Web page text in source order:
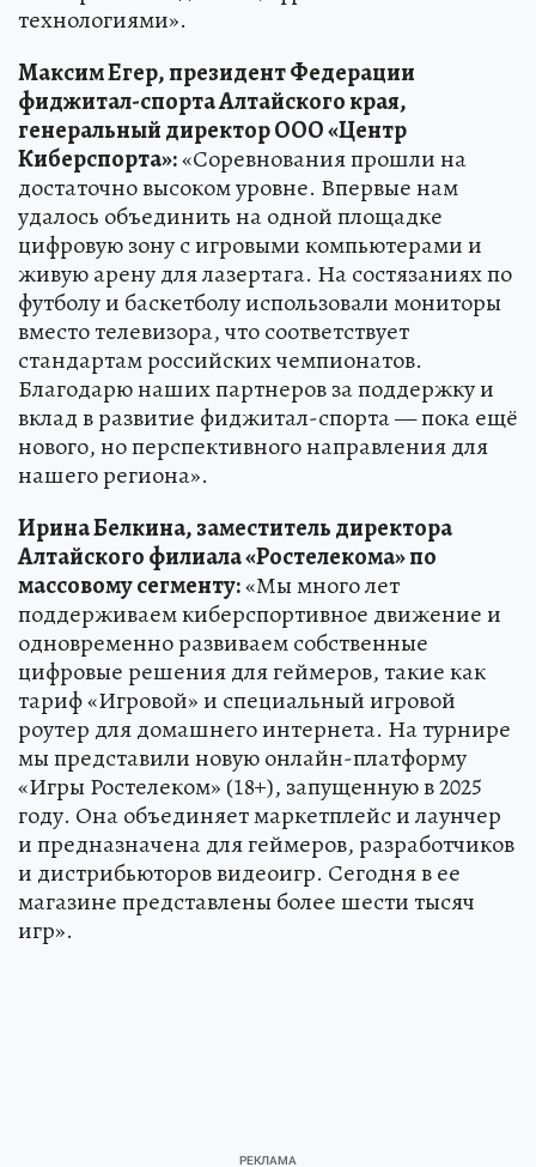
технологиями».
Максим Егер, президент Федерации
фиджитал-спорта Алтайского края,
генеральный директор ООО «Центр
Киберспорта»:«Соревнования прошли на
достаточно высоком уровне. Впервые нам
удалось объединить на одной площадке
цифровую зону с игровыми компьютерами и
живую арену для лазертага. На состязаниях по
футболу и баскетболу использовали мониторы
вместо телевизора, что соответствует
стандартам российских чемпионатов.
Благодарю наших партнеров за поддержку и
вклад в развитие фиджитал-спорта — пока ещё
нового, но перспективного направления для
нашего региона».
Ирина Белкина, заместитель директора
Алтайского филиала «Ростелекома» по
массовому сегменту:«Мы много лет
поддерживаем киберспортивное движение и
одновременно развиваем собственные
цифровые решения для геймеров, такие как
тариф «Игровой» и специальный игровой
роутер для домашнего интернета. На турнире
мы представили новую онлайн-платформу
«Игры Ростелеком» (18+), запущенную в 2025
году. Она объединяет маркетплейс и лаунчер
и предназначена для геймеров, разработчиков
и дистрибьюторов видеоигр. Сегодня в ее
магазине представлены более шести тысяч
игр».